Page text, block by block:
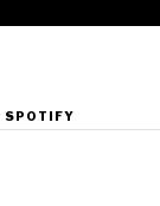
SPOTIFY